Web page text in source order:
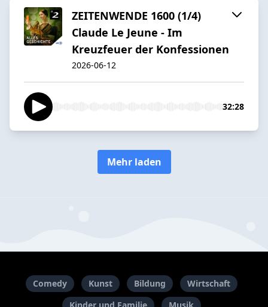
ZEITENWENDE 1600 (1/4)
Claude Le Jeune - Im
Kreuzfeuer der Konfessionen
2026-06-12
32:28
Mehr laden
Comedy Kunst Bildung
Wirtschaft